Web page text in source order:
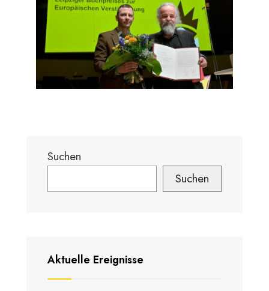
Suchen
Suchen
Aktuelle Ereignisse